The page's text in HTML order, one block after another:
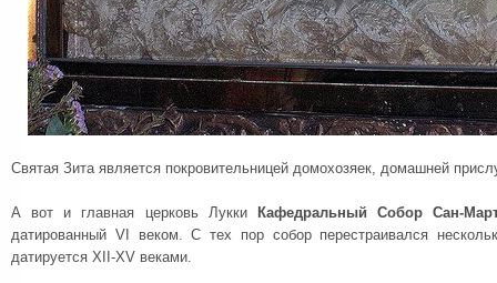
Святая Зита является покровительницей домохозяек, домашней
А вот и главная церковь Лукки
Кафедральный Собор Сан-
датированный VI веком. С тех пор собор перестраивался
датируется XII-XV веками.